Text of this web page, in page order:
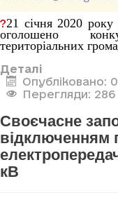
?21 січня 2020
оголошено
територіальних
Деталі
Опубліковано:
Перегляди: 286
Своєчасне
відключенням
кВ